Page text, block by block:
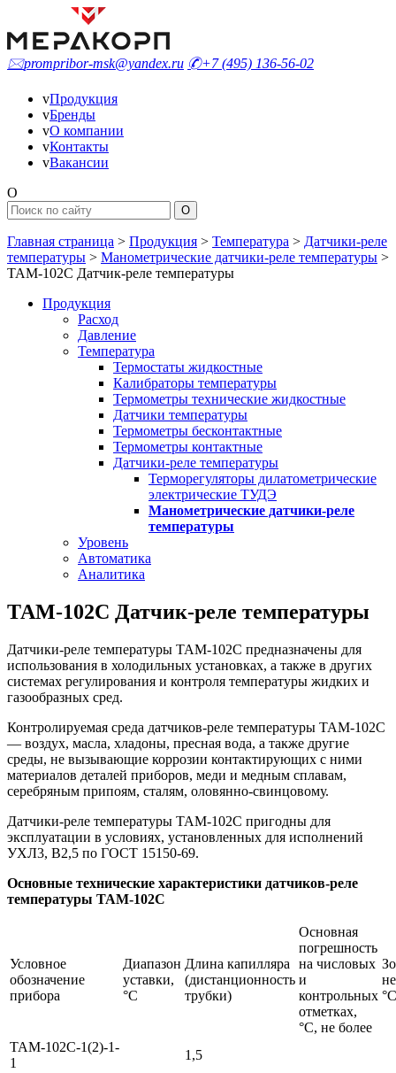
🖂prompribor-msk@yandex.ru ✆+7 (495) 136-56-02
vПродукция
vБренды
vО компании
vКонтакты
vВакансии
O
Главная страница > Продукция > Температура > Датчики-реле
температуры > Манометрические датчики-реле температуры >
ТАМ-102С Датчик-реле температуры
Продукция
Расход
Давление
Температура
Термостаты жидкостные
Калибраторы температуры
Термометры технические жидкостные
Датчики температуры
Термометры бесконтактные
Термометры контактные
Датчики-реле температуры
Терморегуляторы дилатометрические
электрические ТУДЭ
Манометрические датчики-реле
температуры
Уровень
Автоматика
Аналитика
ТАМ-102С Датчик-реле температуры
Датчики-реле температуры ТАМ-102С предназначены для
использования в холодильных установках, а также в других
системах регулирования и контроля температуры жидких и
газообразных сред.
Контролируемая среда датчиков-реле температуры ТАМ-102С
— воздух, масла, хладоны, пресная вода, а также другие
среды, не вызывающие коррозии контактирующих с ними
материалов деталей приборов, меди и медным сплавам,
серебряным припоям, сталям, оловянно-свинцовому.
Датчики-реле температуры ТАМ-102С пригодны для
эксплуатации в условиях, установленных для исполнений
УХЛ3, В2,5 по ГОСТ 15150-69.
Основные технические характеристики датчиков-реле
температуры ТАМ-102С
Условное
обозначение
прибора
Диапазон
уставки,
°С
Длина капилляра
(дистанционность
трубки)
Основная
погрешность
на числовых
и
контрольных
отметках,
°С, не более
ТАМ-102С-1(2)-1-
1
1,5